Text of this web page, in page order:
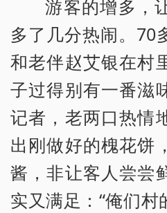
游客的增多，
多了几分热闹。70
和老伴赵艾银在村
子过得别有一番滋
记者，老两口热情
出刚做好的槐花饼
酱，非让客人尝尝
实又满足：“俺们